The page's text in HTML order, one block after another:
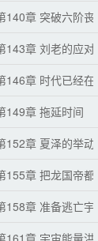
海族凶兽
140章 突破六阶
超维归一
143章 刘老的应
宝 生物战舰
146章 时代已经在
一座大山
149章 拖延时间
无数核武器
152章 夏泽的举
惧 通天大柱
155章 把龙国帝都
龙国帝都
158章 准备逃亡
夏泽
161章 宇宙能量洪